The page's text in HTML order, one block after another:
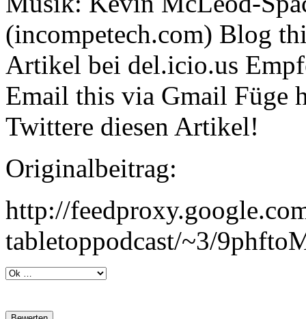
(incompetech.com) Blog
Artikel bei del.icio.us
Email this via Gmail Füge
Twittere diesen Artikel!
Originalbeitrag:
http://
tabletoppodcast/~3/